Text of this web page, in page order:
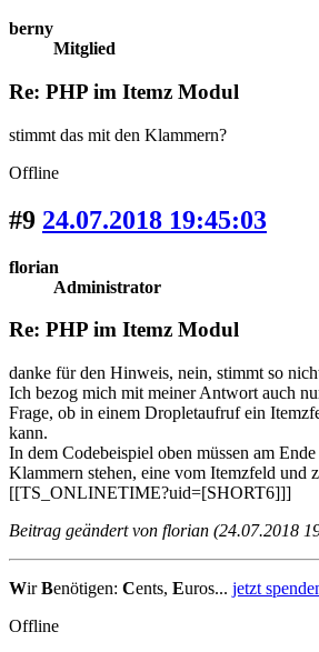
berny
Mitglied
Re: PHP im Itemz Modul
stimmt das mit den Klammern?
Offline
#9 24.07.2018 19:45:03
florian
Administrator
Re: PHP im Itemz Modul
danke für den Hinweis, nein, stimmt so
Ich bezog mich mit meiner Antwort auch
Frage, ob in einem Dropletaufruf ein
kann.
In dem Codebeispiel oben müssen am
Klammern stehen, eine vom Itemzfeld und
[[TS_ONLINETIME?uid=[SHORT6]]]
Beitrag geändert von florian (24.07.2018
WirBenötigen: Cents, Euros... jetzt
Offline